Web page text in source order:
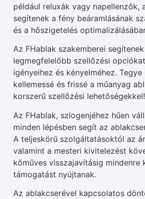
például reluxák vagy napellenzők,
segítenek a fény beáramlásának
és a hőszigetelés
Az FHablak szakemberei
legmegfelelőbb szellőzési
igényeihez és kényelméhez.
kellemessé és frissé a műanyag
korszerű szellőzési lehetőségekkel!
Az FHablak, szlogenjéhez hűen
minden lépésben segít az
A teljeskörű szolgáltatásoktól az
valamint a mesteri kivitelezést
kőműves visszajavításig mindenre
támogatást nyújtanak.
Az ablakcserével kapcsolatos